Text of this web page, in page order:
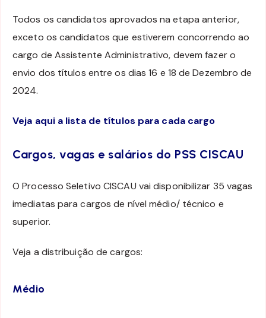
Todos os candidatos aprovados na etapa anterior,
exceto os candidatos que estiverem concorrendo ao
cargo de Assistente Administrativo, devem fazer o
envio dos títulos entre os dias 16 e 18 de Dezembro de
2024.
Veja aqui a lista de títulos para cada cargo
Cargos, vagas e salários do PSS CISCAU
O Processo Seletivo CISCAU vai disponibilizar 35 vagas
imediatas para cargos de nível médio/ técnico e
superior.
Veja a distribuição de cargos:
Médio